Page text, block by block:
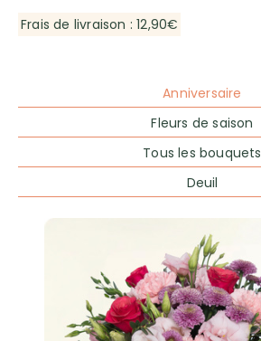
Frais de livraison : 12,90€
Anniversaire
Fleurs de saison
Tous les bouquets
Deuil